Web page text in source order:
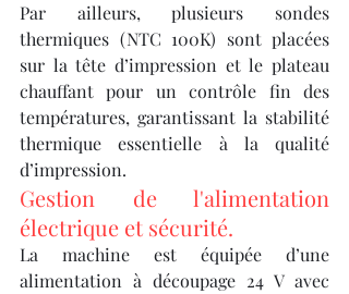
Par ailleurs, plusieurs sondes
thermiques (NTC 100K) sont placées
sur la tête d’impression et le plateau
chauffant pour un contrôle fin des
températures, garantissant la stabilité
thermique essentielle à la qualité
d’impression.
Gestion de l'alimentation
électrique et sécurité.
La machine est équipée d’une
alimentation à découpage 24 V avec